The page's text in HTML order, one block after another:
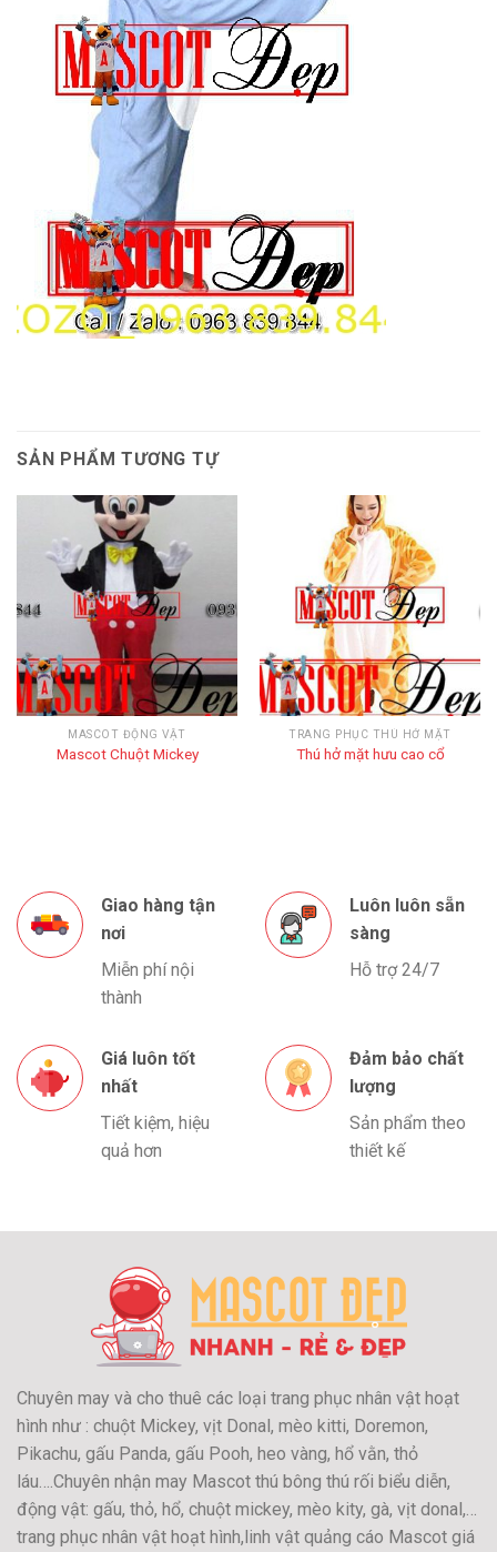
SẢN PHẨM TƯƠNG TỰ
MASCOT ĐỘNG VẬT
Mascot Chuột Mickey
TRANG PHỤC THÚ HỞ MẶT
Thú hở mặt hưu cao cổ
Giao hàng tận
nơi
Miễn phí nội
thành
Luôn luôn sẵn
sàng
Hỗ trợ 24/7
Giá luôn tốt
nhất
Tiết kiệm, hiệu
quả hơn
Đảm bảo chất
lượng
Sản phẩm theo
thiết kế
Chuyên may và cho thuê các loại trang phục nhân vật hoạt
hình như : chuột Mickey, vịt Donal, mèo kitti, Doremon,
Pikachu, gấu Panda, gấu Pooh, heo vàng, hổ vằn, thỏ
láu….Chuyên nhận may Mascot thú bông thú rối biểu diễn,
động vật: gấu, thỏ, hổ, chuột mickey, mèo kity, gà, vịt donal,…
trang phục nhân vật hoạt hình,linh vật quảng cáo Mascot giá